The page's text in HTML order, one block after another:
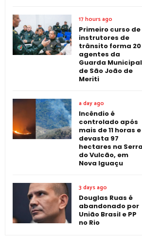
17 hours ago
Primeiro curso de
instrutores de
trânsito forma 20
agentes da
Guarda Municipal
de São João de
Meriti
a day ago
Incêndio é
controlado após
mais de 11 horas e
devasta 97
hectares na Serra
do Vulcão, em
Nova Iguaçu
3 days ago
Douglas Ruas é
abandonado por
União Brasil e PP
no Rio